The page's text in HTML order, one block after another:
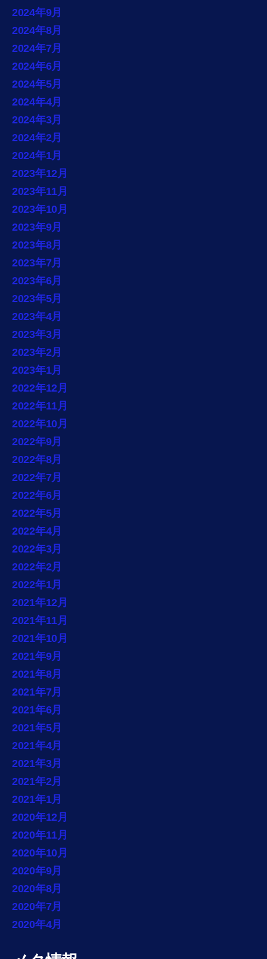
2024年9月
2024年8月
2024年7月
2024年6月
2024年5月
2024年4月
2024年3月
2024年2月
2024年1月
2023年12月
2023年11月
2023年10月
2023年9月
2023年8月
2023年7月
2023年6月
2023年5月
2023年4月
2023年3月
2023年2月
2023年1月
2022年12月
2022年11月
2022年10月
2022年9月
2022年8月
2022年7月
2022年6月
2022年5月
2022年4月
2022年3月
2022年2月
2022年1月
2021年12月
2021年11月
2021年10月
2021年9月
2021年8月
2021年7月
2021年6月
2021年5月
2021年4月
2021年3月
2021年2月
2021年1月
2020年12月
2020年11月
2020年10月
2020年9月
2020年8月
2020年7月
2020年4月